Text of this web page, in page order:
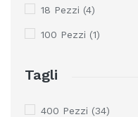
18 Pezzi (4)
100 Pezzi (1)
Tagli
400 Pezzi (34)